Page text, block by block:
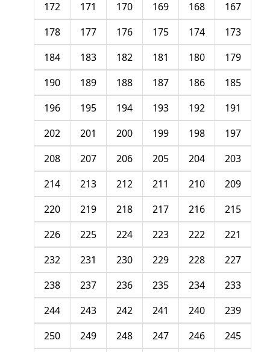
167
168
169
170
171
172
173
174
175
176
177
178
179
180
181
182
183
184
185
186
187
188
189
190
191
192
193
194
195
196
197
198
199
200
201
202
203
204
205
206
207
208
209
210
211
212
213
214
215
216
217
218
219
220
221
222
223
224
225
226
227
228
229
230
231
232
233
234
235
236
237
238
239
240
241
242
243
244
245
246
247
248
249
250